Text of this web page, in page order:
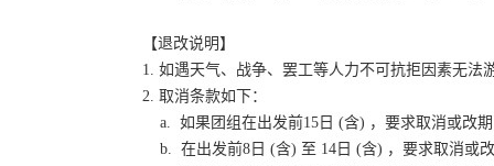
【退改说明】
1. 如遇天气、战争、罢工等人力不可抗拒因素无
2. 取消条款如下：
a. 如果团组在出发前15日 (含) ，要求取消或改
b. 在出发前8日 (含) 至 14日 (含) ，要求取消或